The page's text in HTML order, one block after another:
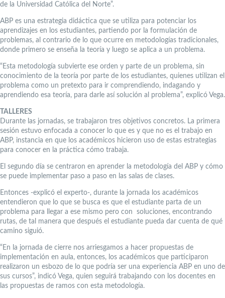
de la Universidad Católica del Norte”.
ABP es una estrategia didáctica que se utiliza para potenciar los
aprendizajes en los estudiantes, partiendo por la formulación de
problemas, al contrario de lo que ocurre en metodologías tradicionales,
donde primero se enseña la teoría y luego se aplica a un problema.
“Esta metodología subvierte ese orden y parte de un problema, sin
conocimiento de la teoría por parte de los estudiantes, quienes utilizan el
problema como un pretexto para ir comprendiendo, indagando y
aprendiendo esa teoría, para darle así solución al problema”, explicó Vega.
TALLERES
Durante las jornadas, se trabajaron tres objetivos concretos. La primera
sesión estuvo enfocada a conocer lo que es y que no es el trabajo en
ABP, instancia en que los académicos hicieron uso de estas estrategias
para conocer en la práctica cómo trabaja.
El segundo día se centraron en aprender la metodología del ABP y cómo
se puede implementar paso a paso en las salas de clases.
Entonces -explicó el experto-, durante la jornada los académicos
entendieron que lo que se busca es que el estudiante parta de un
problema para llegar a ese mismo pero con soluciones, encontrando
rutas, de tal manera que después el estudiante pueda dar cuenta de qué
camino siguió.
“En la jornada de cierre nos arriesgamos a hacer propuestas de
implementación en aula, entonces, los académicos que participaron
realizaron un esbozo de lo que podría ser una experiencia ABP en uno de
sus cursos”, indicó Vega, quien seguirá trabajando con los docentes en
las propuestas de ramos con esta metodología.